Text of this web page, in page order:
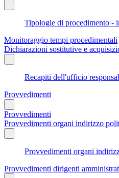
Tipologie di procedimento -
Monitoraggio tempi procedimentali
Dichiarazioni sostitutive e
Recapiti dell'ufficio
Provvedimenti
Provvedimenti
Provvedimenti organi indirizzo
Provvedimenti organi
Provvedimenti dirigenti